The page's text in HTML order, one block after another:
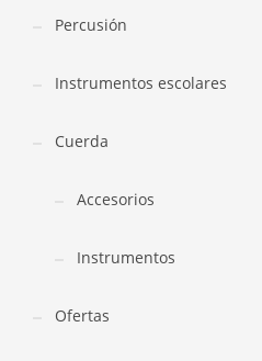
Percusión
Instrumentos escolares
Cuerda
Accesorios
Instrumentos
Ofertas